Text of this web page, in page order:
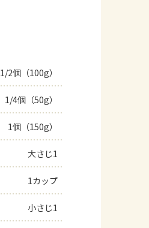
1/2個（100g）
1/4個（50g）
1個（150g）
大さじ1
1カップ
小さじ1